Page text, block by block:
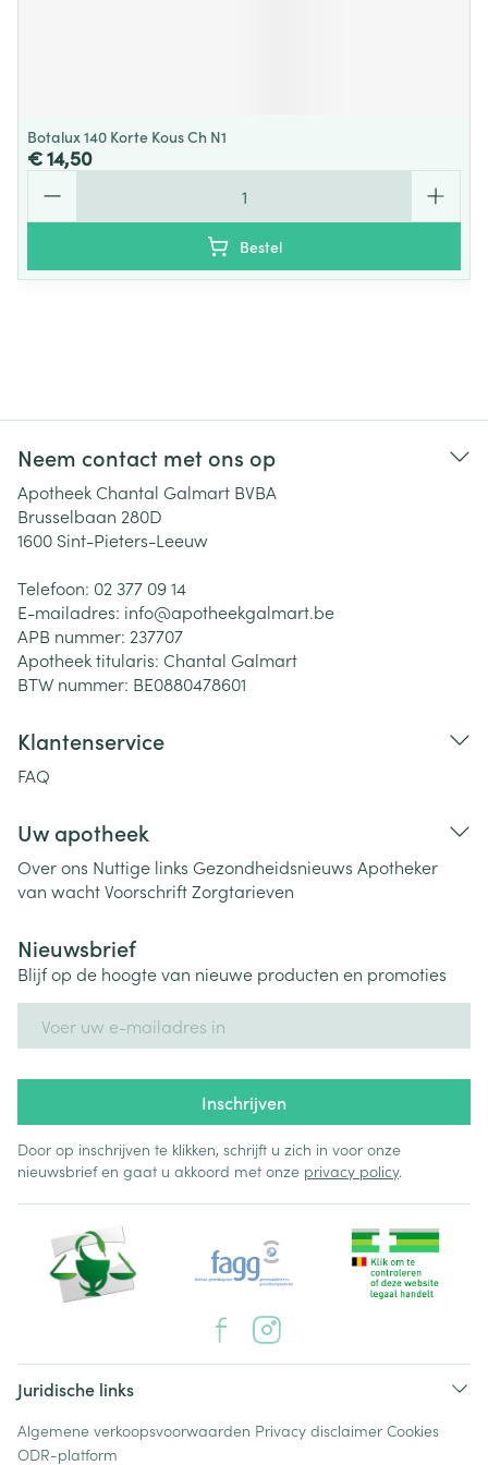
Botalux 140 Korte Kous Ch N1
€ 14,50
Bestel
Neem contact met ons op
Apotheek Chantal Galmart BVBA
Brusselbaan 280D
1600 Sint-Pieters-Leeuw
Telefoon: 02 377 09 14
E-mailadres: info@apotheekgalmart.be
APB nummer: 237707
Apotheek titularis: Chantal Galmart
BTW nummer: BE0880478601
Klantenservice
FAQ
Uw apotheek
Over ons Nuttige links Gezondheidsnieuws Apotheker
van wachtVoorschriftZorgtarieven
Nieuwsbrief
Blijf op de hoogte van nieuwe producten en promoties
Inschrijven
Door op inschrijven te klikken, schrijft u zich in voor onze
nieuwsbrief en gaat u akkoord met onze privacy policy.
Juridische links
Algemene verkoopsvoorwaarden Privacy disclaimer Cookies
ODR-platform